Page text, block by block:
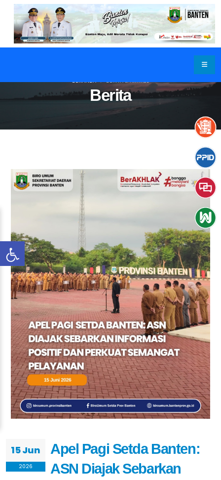
Berita
BERANDA BERITA & ARTIKEL
15 Jun
2026
Apel Pagi Setda Banten:
ASN Diajak Sebarkan